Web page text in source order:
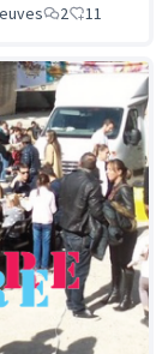
2 11